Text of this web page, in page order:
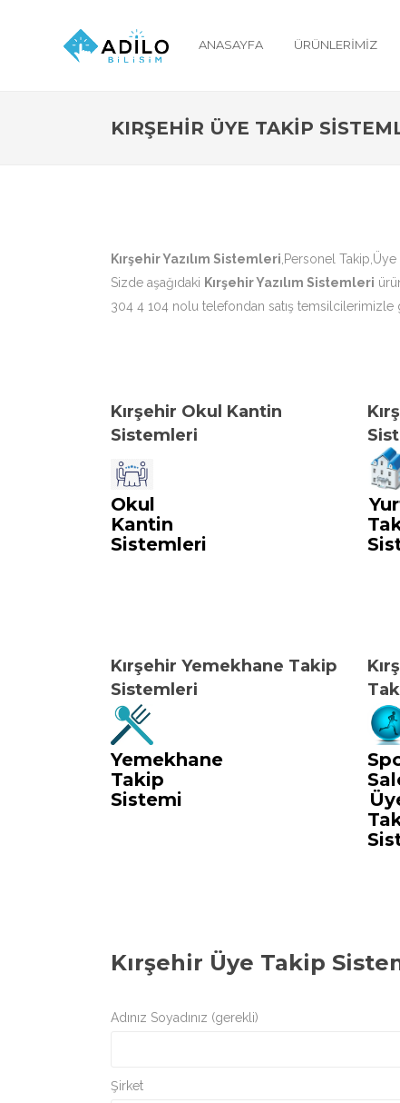
ANASAYFA ÜRÜNLERIMIZ
KIRŞEHIR ÜYE TAKIP
Kırşehir Yazılım Sistemleri ,Personel
Sizde aşağıdaki Kırşehir Yazılım Sistemleri
304 4 104 nolu telefondan satış temsilcilerimizle
Kırşehir Okul Kantin
Sistemleri
Okul
Kantin
Sistemleri
Kırşehir Yemekhane Takip
Sistemleri
Yemekhane
Takip
Sistemi
Kırşehir Üye Takip
Adınız Soyadınız (gerekli)
Şirket